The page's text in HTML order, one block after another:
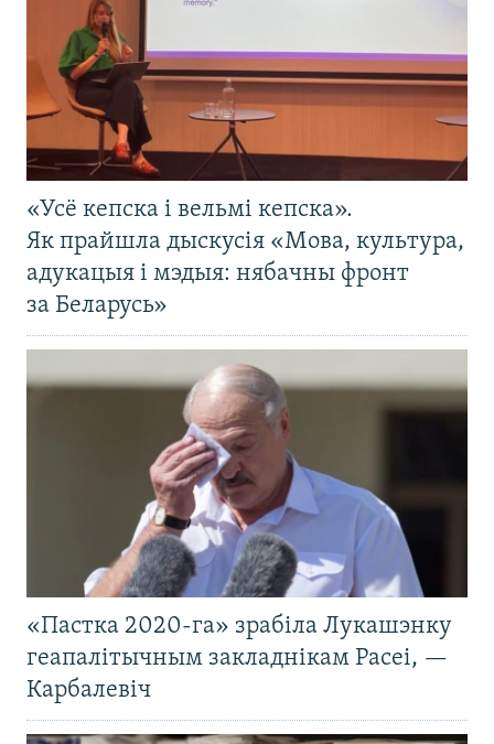
«Усё кепска і вельмі кепска».
Як прайшла дыскусія «Мова, культура,
адукацыя і мэдыя: нябачны фронт
за Беларусь»
«Пастка 2020-га» зрабіла Лукашэнку
геапалітычным закладнікам Расеі, —
Карбалевіч